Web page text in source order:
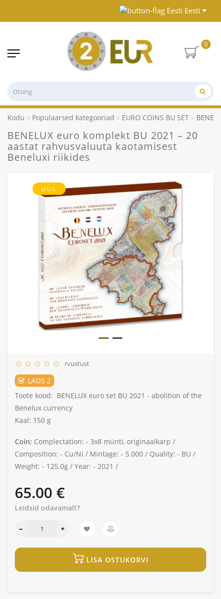
Eesti
0
Kodu Populaarsed kategooriad EURO COINS BU SET
BENELUX euro komplekt BU 2021 – 20
aastat rahvusvaluuta kaotamisest
Beneluxi riikides
UUS
rvustust
LAOS 2
Toote kood: BENELUX euro set BU 2021 - abolition of the
Benelux currency
Kaal: 150 g
Coin: Complectation: - 3x8 münti, originaalkarp /
Composition: - Cu/Ni / Mintage: - 5.000 / Quality: - BU /
Weight: - 125.0g / Year: - 2021 /
65.00 €
Leidsid odavamalt?
LISA OSTUKORVI